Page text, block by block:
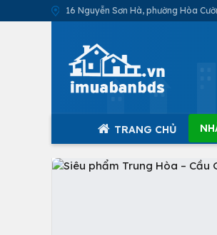
16 Nguyễn Sơn Hà, phường Hòa
TRANG CHỦ